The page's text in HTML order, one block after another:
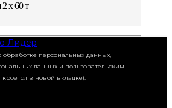
x 60 т
Лидер
обработке персональных данных,
данных и пользовательским
в новой вкладке).